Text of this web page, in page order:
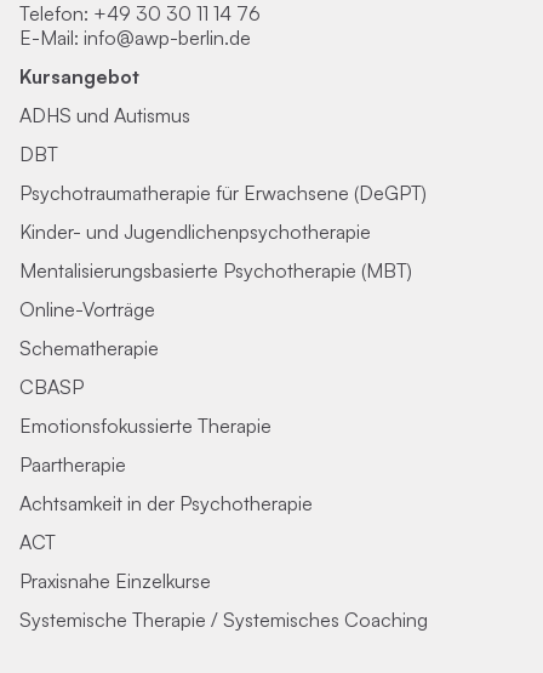
Telefon: +49 30 30 11 14 76
E-Mail: info@awp-berlin.de
Kursangebot
ADHS und Autismus
DBT
Psychotraumatherapie für Erwachsene (DeGPT)
Kinder- und Jugendlichenpsychotherapie
Mentalisierungsbasierte Psychotherapie (MBT)
Online-Vorträge
Schematherapie
CBASP
Emotionsfokussierte Therapie
Paartherapie
Achtsamkeit in der Psychotherapie
ACT
Praxisnahe Einzelkurse
Systemische Therapie / Systemisches Coaching